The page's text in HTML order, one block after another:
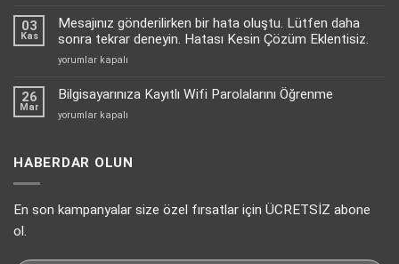
için
E-
için
uygun
için
03
Kas
Mesajınız gönderilirken bir hata oluştu. Lütfen daha
sonra tekrar deneyin. Hatası Kesin Çözüm Eklentisiz.
Mesajınız
bir
hata
oluştu.
sonra
Hatası
yorumlar kapalı
26
Mar
Bilgisayarınıza Kayıtlı Wifi Parolalarını Öğrenme
Bilgisayarınıza
Parolalarını
yorumlar kapalı
HABERDAR OLUN
En son kampanyalar size özel fırsatlar için ÜCRETSİZ abone
ol.